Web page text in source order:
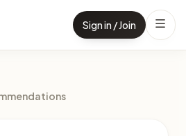
Sign in / Join